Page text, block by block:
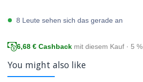
8 Leute sehen sich das gerade an
6,68 € Cashback mit diesem Kauf · 5 %
You might also like